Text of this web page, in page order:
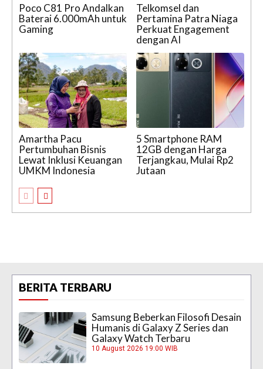
Poco C81 Pro Andalkan
Baterai 6.000mAh untuk
Gaming
Telkomsel dan
Pertamina Patra Niaga
Perkuat Engagement
dengan AI
Amartha Pacu
Pertumbuhan Bisnis
Lewat Inklusi Keuangan
UMKM Indonesia
5 Smartphone RAM
12GB dengan Harga
Terjangkau, Mulai Rp2
Jutaan
BERITA TERBARU
Samsung Beberkan Filosofi Desain
Humanis di Galaxy Z Series dan
Galaxy Watch Terbaru
10 August 2026 19:00 WIB